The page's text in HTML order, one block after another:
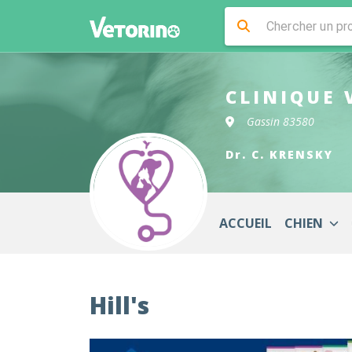
CLINIQUE
Gassin 83580
Dr. C. KRENSKY
ACCUEIL CHIEN
Hill's